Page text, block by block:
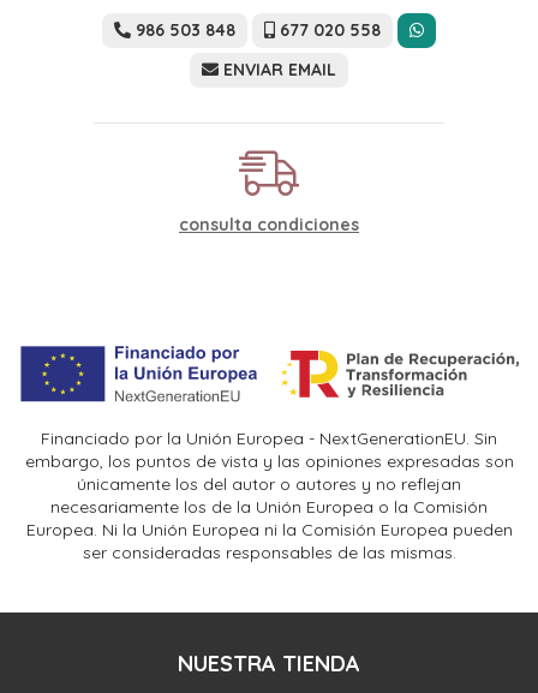
986 503 848
677 020 558
ENVIAR EMAIL
consulta condiciones
Financiado por la Unión Europea - NextGenerationEU. Sin
embargo, los puntos de vista y las opiniones expresadas son
únicamente los del autor o autores y no reflejan
necesariamente los de la Unión Europea o la Comisión
Europea. Ni la Unión Europea ni la Comisión Europea pueden
ser consideradas responsables de las mismas.
NUESTRA TIENDA